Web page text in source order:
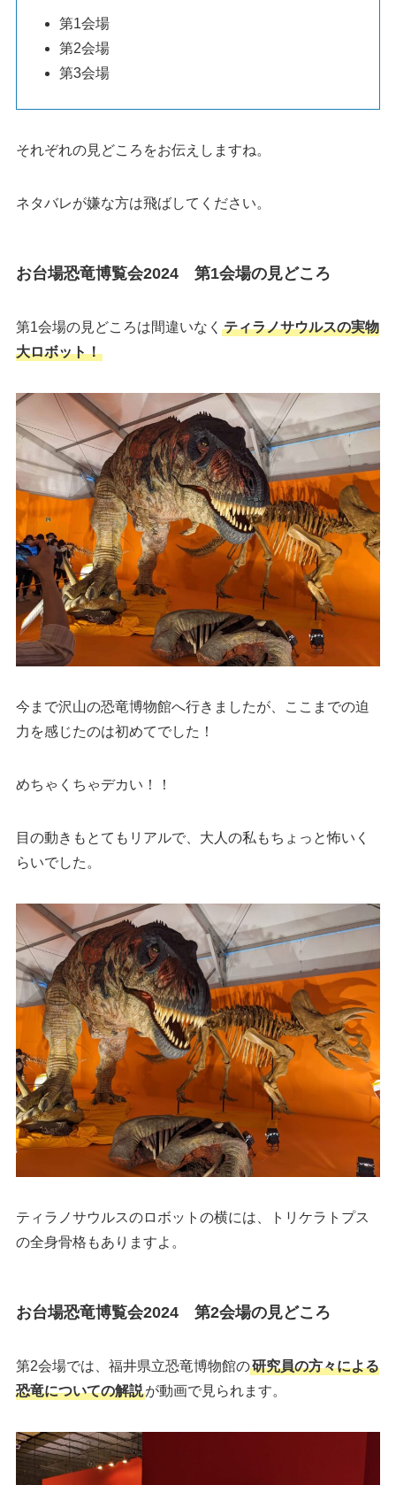
第1会場
第2会場
第3会場
それぞれの見どころをお伝えしますね。
ネタバレが嫌な方は飛ばしてください。
お台場恐竜博覧会2024 第1会場の見どころ
第1会場の見どころは間違いなく ティラノサウルスの実物
大ロボット！
今まで沢山の恐竜博物館へ行きましたが、ここまでの迫
力を感じたのは初めてでした！
めちゃくちゃデカい！！
目の動きもとてもリアルで、大人の私もちょっと怖いく
らいでした。
ティラノサウルスのロボットの横には、トリケラトプス
の全身骨格もありますよ。
お台場恐竜博覧会2024 第2会場の見どころ
第2会場では、福井県立恐竜博物館の研究員の方々による
恐竜についての解説が動画で見られます。